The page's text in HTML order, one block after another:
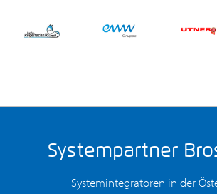
Systempartner
Systemintegratoren in der